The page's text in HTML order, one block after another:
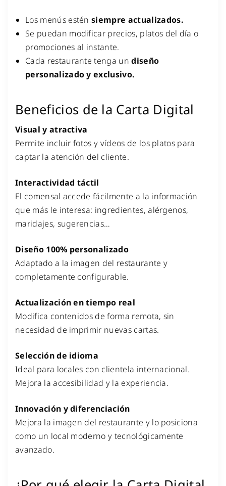
Los menús esténsiempre actualizados.
Se puedan modificar precios, platos del día o
promociones al instante.
Cada restaurante tenga undiseño
personalizado y exclusivo.
Beneficios de la Carta Digital
Visual y atractiva
Permite incluir fotos y vídeos de los platos para
captar la atención del cliente.
Interactividad táctil
El comensal accede fácilmente a la información
que más le interesa: ingredientes, alérgenos,
maridajes, sugerencias…
Diseño 100% personalizado
Adaptado a la imagen del restaurante y
completamente configurable.
Actualización en tiempo real
Modifica contenidos de forma remota, sin
necesidad de imprimir nuevas cartas.
Selección de idioma
Ideal para locales con clientela internacional.
Mejora la accesibilidad y la experiencia.
Innovación y diferenciación
Mejora la imagen del restaurante y lo posiciona
como un local moderno y tecnológicamente
avanzado.